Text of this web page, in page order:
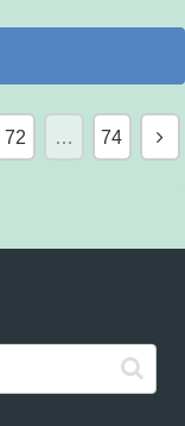
72 … 74 次